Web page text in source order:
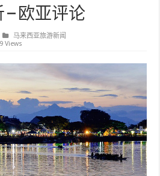
欧亚评论
马来西亚旅游新闻
Views